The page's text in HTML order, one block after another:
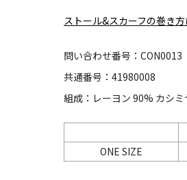
ストール&スカーフの巻き
問い合わせ番号：CON0013
共通番号：41980008
組成：レーヨン 90% カシ
ONE SIZE